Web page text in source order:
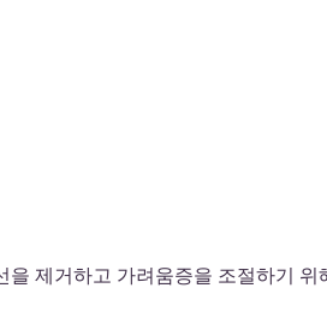
제거하고 가려움증을 조절하기 위